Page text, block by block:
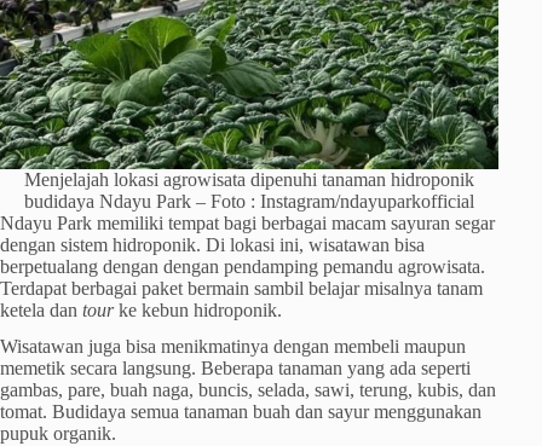
Menjelajah lokasi agrowisata dipenuhi tanaman hidroponik
budidaya Ndayu Park – Foto : Instagram/ndayuparkofficial
Ndayu Park memiliki tempat bagi berbagai macam sayuran segar
dengan sistem hidroponik. Di lokasi ini, wisatawan bisa
berpetualang dengan dengan pendamping pemandu agrowisata.
Terdapat berbagai paket bermain sambil belajar misalnya tanam
ketela dan tourke kebun hidroponik.
Wisatawan juga bisa menikmatinya dengan membeli maupun
memetik secara langsung. Beberapa tanaman yang ada seperti
gambas, pare, buah naga, buncis, selada, sawi, terung, kubis, dan
tomat. Budidaya semua tanaman buah dan sayur menggunakan
pupuk organik.